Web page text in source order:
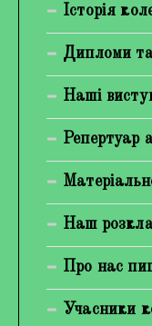
Галерея
Історія
Дипломи
Наші
Репертуар
Наш
Про нас
Учасники